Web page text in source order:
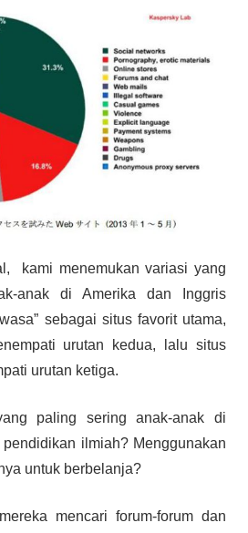
kami menemukan variasi yang
anak di Amerika dan Inggris
sebagai situs favorit utama,
urutan kedua, lalu situs
urutan ketiga.
paling sering anak-anak di
ilmiah? Menggunakan
untuk berbelanja?
mencari forum-forum dan